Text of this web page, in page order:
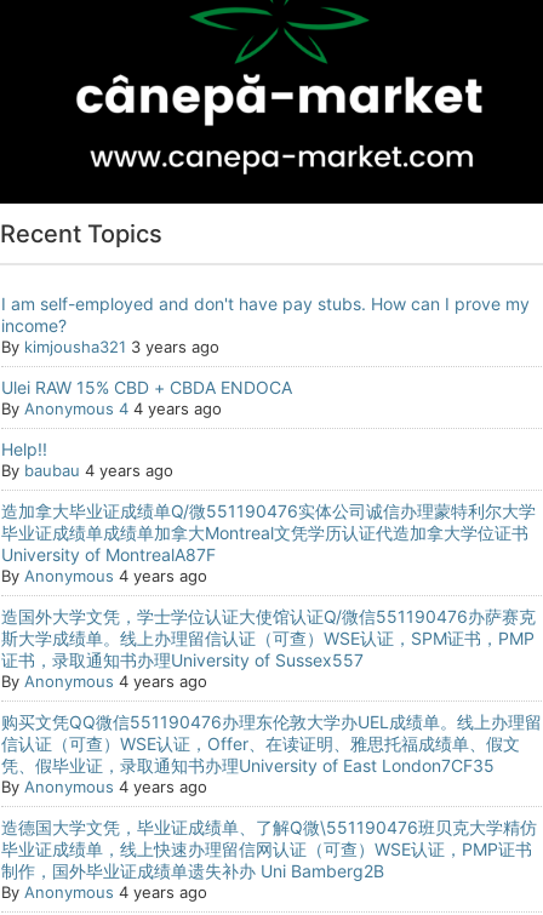
Recent Topics
I am self-employed and don't have pay stubs. How can I prove my
income?
By kimjousha321 3 years ago
Ulei RAW 15% CBD + CBDA ENDOCA
By Anonymous 4 4 years ago
Help!!
By baubau 4 years ago
造加拿大毕业证成绩单Q/微551190476实体公司诚信办理蒙特利尔大学
毕业证成绩单成绩单加拿大Montreal文凭学历认证代造加拿大学位证书
University of MontrealA87F
By Anonymous 4 years ago
造国外大学文凭，学士学位认证大使馆认证Q/微信551190476办萨赛克
斯大学成绩单。线上办理留信认证（可查）WSE认证，SPM证书，PMP
证书，录取通知书办理University of Sussex557
By Anonymous 4 years ago
购买文凭QQ微信551190476办理东伦敦大学办UEL成绩单。线上办理留
信认证（可查）WSE认证，Offer、在读证明、雅思托福成绩单、假文
凭、假毕业证，录取通知书办理University of East London7CF35
By Anonymous 4 years ago
造德国大学文凭，毕业证成绩单、了解Q微\551190476班贝克大学精仿
毕业证成绩单，线上快速办理留信网认证（可查）WSE认证，PMP证书
制作，国外毕业证成绩单遗失补办 Uni Bamberg2B
By Anonymous 4 years ago